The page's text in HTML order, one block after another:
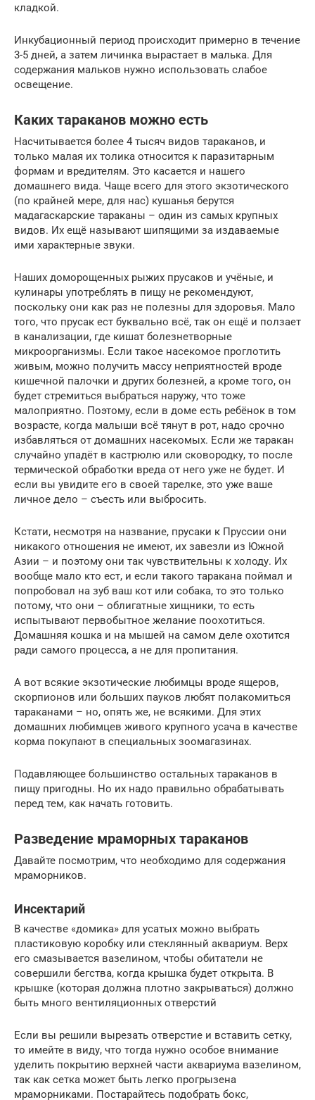
кладкой.
Инкубационный период происходит примерно в течение
3-5 дней, а затем личинка вырастает в малька. Для
содержания мальков нужно использовать слабое
освещение.
Каких тараканов можно есть
Насчитывается более 4 тысяч видов тараканов, и
только малая их толика относится к паразитарным
формам и вредителям. Это касается и нашего
домашнего вида. Чаще всего для этого экзотического
(по крайней мере, для нас) кушанья берутся
мадагаскарские тараканы – один из самых крупных
видов. Их ещё называют шипящими за издаваемые
ими характерные звуки.
Наших доморощенных рыжих прусаков и учёные, и
кулинары употреблять в пищу не рекомендуют,
поскольку они как раз не полезны для здоровья. Мало
того, что прусак ест буквально всё, так он ещё и ползает
в канализации, где кишат болезнетворные
микроорганизмы. Если такое насекомое проглотить
живым, можно получить массу неприятностей вроде
кишечной палочки и других болезней, а кроме того, он
будет стремиться выбраться наружу, что тоже
малоприятно. Поэтому, если в доме есть ребёнок в том
возрасте, когда малыши всё тянут в рот, надо срочно
избавляться от домашних насекомых. Если же таракан
случайно упадёт в кастрюлю или сковородку, то после
термической обработки вреда от него уже не будет. И
если вы увидите его в своей тарелке, это уже ваше
личное дело – съесть или выбросить.
Кстати, несмотря на название, прусаки к Пруссии они
никакого отношения не имеют, их завезли из Южной
Азии – и поэтому они так чувствительны к холоду. Их
вообще мало кто ест, и если такого таракана поймал и
попробовал на зуб ваш кот или собака, то это только
потому, что они – облигатные хищники, то есть
испытывают первобытное желание поохотиться.
Домашняя кошка и на мышей на самом деле охотится
ради самого процесса, а не для пропитания.
А вот всякие экзотические любимцы вроде ящеров,
скорпионов или больших пауков любят полакомиться
тараканами – но, опять же, не всякими. Для этих
домашних любимцев живого крупного усача в качестве
корма покупают в специальных зоомагазинах.
Подавляющее большинство остальных тараканов в
пищу пригодны. Но их надо правильно обрабатывать
перед тем, как начать готовить.
Разведение мраморных тараканов
Давайте посмотрим, что необходимо для содержания
мраморников.
Инсектарий
В качестве «домика» для усатых можно выбрать
пластиковую коробку или стеклянный аквариум. Верх
его смазывается вазелином, чтобы обитатели не
совершили бегства, когда крышка будет открыта. В
крышке (которая должна плотно закрываться) должно
быть много вентиляционных отверстий
Если вы решили вырезать отверстие и вставить сетку,
то имейте в виду, что тогда нужно особое внимание
уделить покрытию верхней части аквариума вазелином,
так как сетка может быть легко прогрызена
мраморниками. Постарайтесь подобрать бокс,